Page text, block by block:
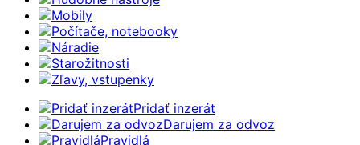
Mobily
Počítače, notebooky
Náradie
Starožitnosti
Zľavy, vstupenky
Pridať inzerát
Darujem za odvoz
Pravidlá